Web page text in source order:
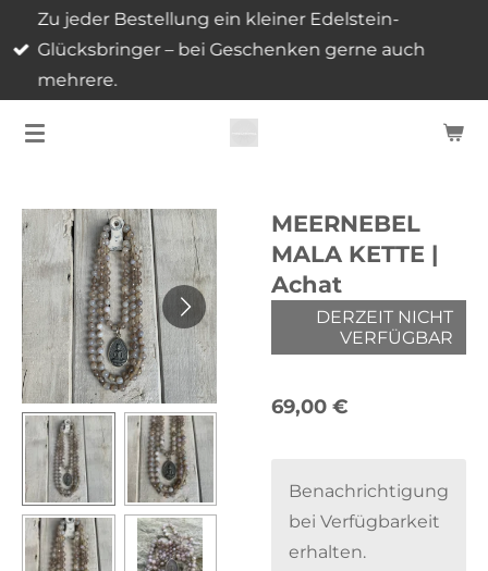
Zum
Hauptinhalt
springen
Zu jeder Bestellung ein kleiner Edelstein-
Glücksbringer – bei Geschenken gerne auch
mehrere.
MEERNEBEL
MALA KETTE |
Achat
DERZEIT NICHT
VERFÜGBAR
69,00 €
Benachrichtigung
bei Verfügbarkeit
erhalten.